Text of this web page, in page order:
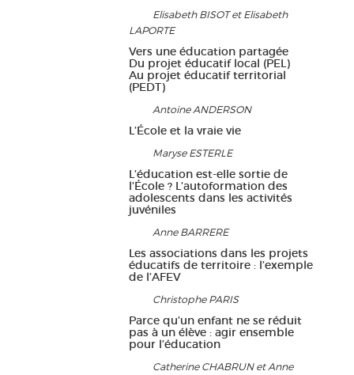
Elisabeth BISOT et Elisabeth
LAPORTE
Vers une éducation partagée
Du projet éducatif local (PEL)
Au projet éducatif territorial
(PEDT)
Antoine ANDERSON
L’École et la vraie vie
Maryse ESTERLE
L’éducation est-elle sortie de
l’École ? L’autoformation des
adolescents dans les activités
juvéniles
Anne BARRERE
Les associations dans les projets
éducatifs de territoire : l’exemple
de l’AFEV
Christophe PARIS
Parce qu’un enfant ne se réduit
pas à un élève : agir ensemble
pour l’éducation
Catherine CHABRUN et Anne